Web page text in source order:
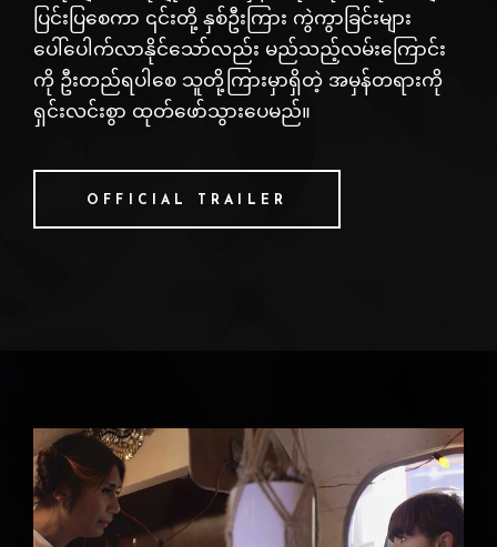
ပြင်းပြစေကာ ၎င်းတို့ နှစ်ဦးကြား ကွဲကွာခြင်းများ
ပေါ်ပေါက်လာနိုင်သော်လည်း မည်သည့်လမ်းကြောင်း
ကို ဦးတည်ရပါစေ သူတို့ကြားမှာရှိတဲ့ အမှန်တရားကို
ရှင်းလင်းစွာ ထုတ်ဖော်သွားပေမည်။
OFFICIAL TRAILER